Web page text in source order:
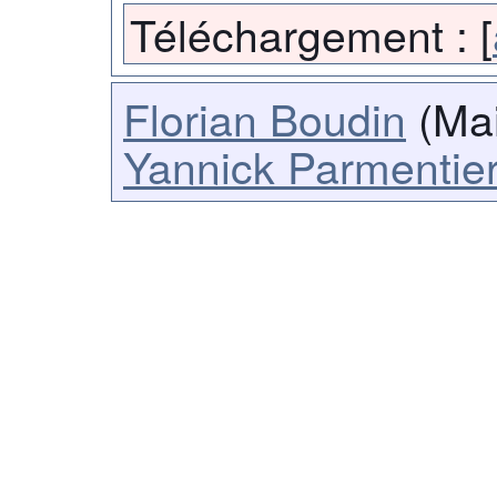
Téléchargement : [
Florian Boudin
Yannick